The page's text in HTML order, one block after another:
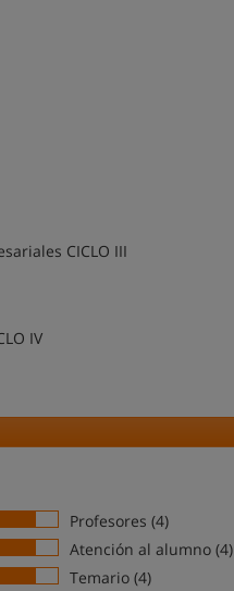
CICLO III
IV
Profesores (4)
Atención al alumno (4)
Temario (4)